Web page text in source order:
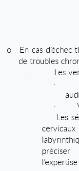
o
En cas d’échec
de troubles
·
Les
·
·
·
Les